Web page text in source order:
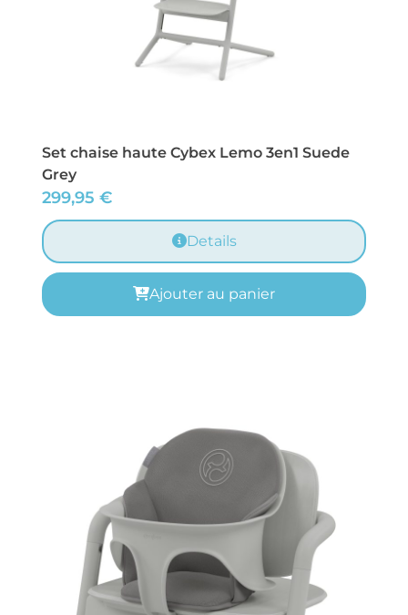
Set chaise haute Cybex Lemo 3en1 Suede
Grey
299,95 €
Details
Ajouter au panier